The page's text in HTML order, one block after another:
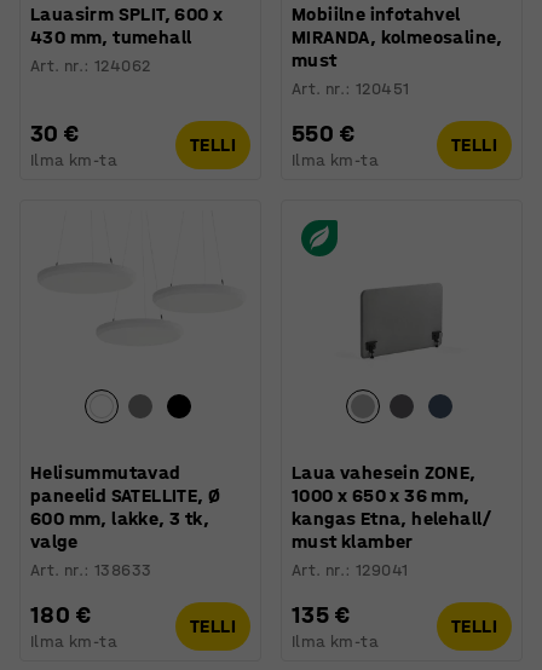
Lauasirm SPLIT, 600 x
430 mm, tumehall
Art. nr.:124062
30 €
Ilma km-ta
TELLI
Mobiilne infotahvel
MIRANDA, kolmeosaline,
must
Art. nr.:120451
550 €
Ilma km-ta
TELLI
Helisummutavad
paneelid SATELLITE, Ø
600 mm, lakke, 3 tk,
valge
Art. nr.:138633
180 €
Ilma km-ta
TELLI
Laua vahesein ZONE,
1000 x 650 x 36 mm,
kangas Etna, helehall/
must klamber
Art. nr.:129041
135 €
Ilma km-ta
TELLI